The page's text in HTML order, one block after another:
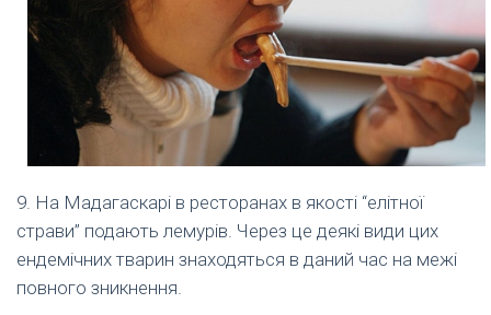
9. На Мадагаскарі в ресторанах в якості “елітної
страви” подають лемурів. Через це деякі види цих
ендемічних тварин знаходяться в даний час на межі
повного зникнення.